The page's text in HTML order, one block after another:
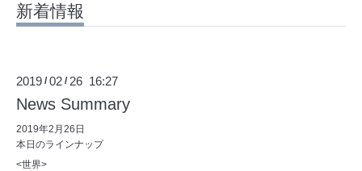
新着情報
2019 /02 / 26 16:27
News Summary
2019年2月26日
本日のラインナップ
<世界>